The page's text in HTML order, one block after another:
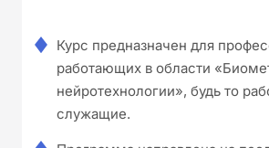
Курс предназначен для
работающих в области
нейротехнологии», будь то
служащие.